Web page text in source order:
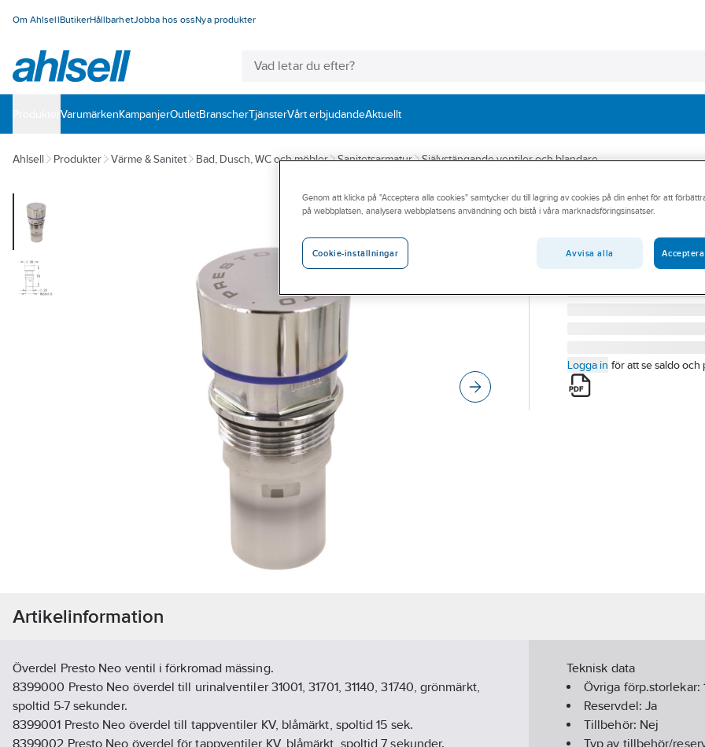
Om AhlsellButikerHållbarhetJobba hos ossNya produkter
VarumärkenKampanjerOutletBranscherTjänsterVårt erbjudandeAktuellt
Ahlsell Produkter Värme & Sanitet Bad, Dusch, WC och möbler Sanitetsarmatur Självstängande ventiler och blandare
Överdel, Presto
ÖVERDEL PRESTO
8399001
Lev. artikelnr:
WS01275
Logga in för att se saldo och
Artikelinformation
Överdel Presto Neo ventil i förkromad mässing.
8399000 Presto Neo överdel till urinalventiler 31001, 31701, 31140, 31740, grönmärkt,
spoltid 5-7 sekunder.
8399001 Presto Neo överdel till tappventiler KV, blåmärkt, spoltid 15 sek.
8399002 Presto Neo överdel för tappventiler KV, blåmärkt, spoltid 7 sekunder.
Teknisk data
Övriga förp.storlekar:
Reservdel: Ja
Tillbehör: Nej
Typ av tillbehör/
Genom att klicka på "Acceptera alla cookies" samtycker du till lagring av cookies på din enhet för att
på webbplatsen, analysera webbplatsens användning och bistå i våra marknadsföringsinsatser.
Cookie-inställningar Avvisa alla